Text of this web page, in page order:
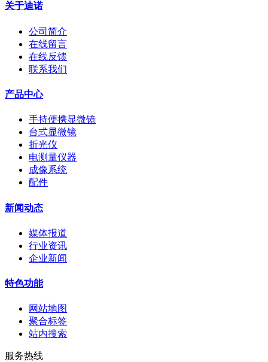
关于迪诺
公司简介
在线留言
在线反馈
联系我们
产品中心
手持便携显微镜
台式显微镜
折光仪
电测量仪器
成像系统
配件
新闻动态
媒体报道
行业资讯
企业新闻
特色功能
网站地图
聚合标签
站内搜索
服务热线